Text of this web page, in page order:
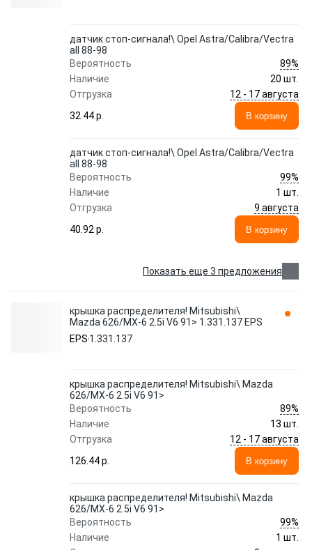
датчик стоп-сигнала!\ Opel Astra/Calibra/Vectra
all 88-98
Вероятность
89%
Наличие
20 шт.
Отгрузка
12 - 17 августа
32.44 p.
В корзину
датчик стоп-сигнала!\ Opel Astra/Calibra/Vectra
all 88-98
Вероятность
99%
Наличие
1 шт.
Отгрузка
9 августа
40.92 p.
В корзину
Показать еще 3 предложения
крышка распределителя! Mitsubishi\
Mazda 626/MX-6 2.5i V6 91> 1.331.137 EPS
EPS 1.331.137
крышка распределителя! Mitsubishi\ Mazda
626/MX-6 2.5i V6 91>
Вероятность
89%
Наличие
13 шт.
Отгрузка
12 - 17 августа
126.44 p.
В корзину
крышка распределителя! Mitsubishi\ Mazda
626/MX-6 2.5i V6 91>
Вероятность
99%
Наличие
1 шт.